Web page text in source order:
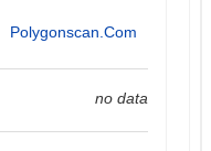
Polygonscan.com
no data